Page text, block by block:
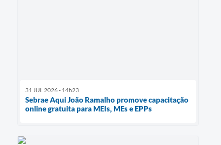
31 JUL 2026 - 14h23
Sebrae Aqui João Ramalho promove capacitação
online gratuita para MEIs, MEs e EPPs